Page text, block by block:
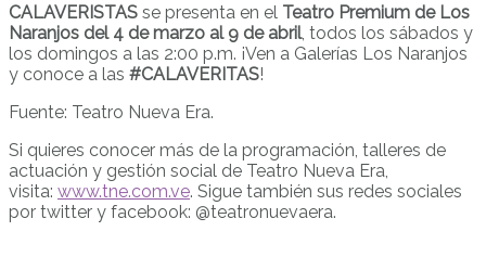
CALAVERISTAS se presenta en el Teatro Premium de Los
Naranjos del 4 de marzo al 9 de abril, todos los sábados y
los domingos a las 2:00 p.m. ¡Ven a Galerías Los Naranjos
y conoce a las #CALAVERITAS!
Fuente: Teatro Nueva Era.
Si quieres conocer más de la programación, talleres de
actuación y gestión social de Teatro Nueva Era,
visita: www.tne.com.ve. Sigue también sus redes sociales
por twitter y facebook: @teatronuevaera.